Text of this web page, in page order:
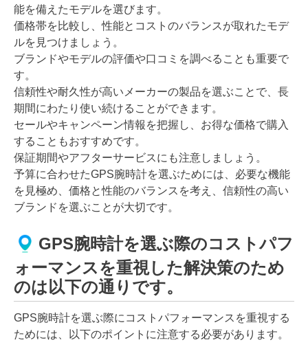
能を備えたモデルを選びます。
価格帯を比較し、性能とコストのバランスが取れたモデ
ルを見つけましょう。
ブランドやモデルの評価や口コミを調べることも重要で
す。
信頼性や耐久性が高いメーカーの製品を選ぶことで、長
期間にわたり使い続けることができます。
セールやキャンペーン情報を把握し、お得な価格で購入
することもおすすめです。
保証期間やアフターサービスにも注意しましょう。
予算に合わせたGPS腕時計を選ぶためには、必要な機能
を見極め、価格と性能のバランスを考え、信頼性の高い
ブランドを選ぶことが大切です。
GPS腕時計を選ぶ際のコストパフ
ォーマンスを重視した解決策のため
のは以下の通りです。
GPS腕時計を選ぶ際にコストパフォーマンスを重視する
ためには、以下のポイントに注意する必要があります。